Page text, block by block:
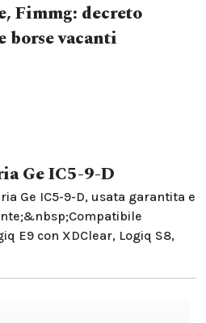
Fimmg: decreto
borse vacanti
Ge IC5-9-D
Ge IC5-9-D, usata garantita e
E9 con XDClear, Logiq S8,